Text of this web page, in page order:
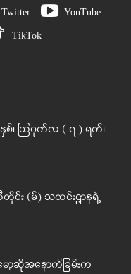
Twitter YouTube
TikTok
နှစ်၊ ဩဂုတ်လ ( ၇ ) ရက်၊
း (မ်) သတင်းဌာနရဲ့
ာ့ဆိုအနောက်ခြမ်းက